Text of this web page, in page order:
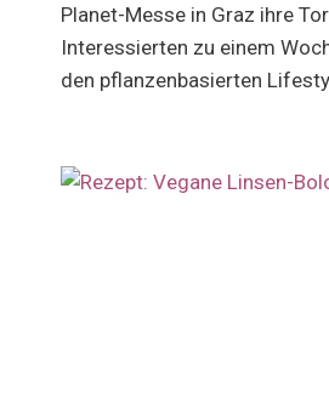
Planet-Messe in Graz ihre
Interessierten zu einem
den pflanzenbasierten